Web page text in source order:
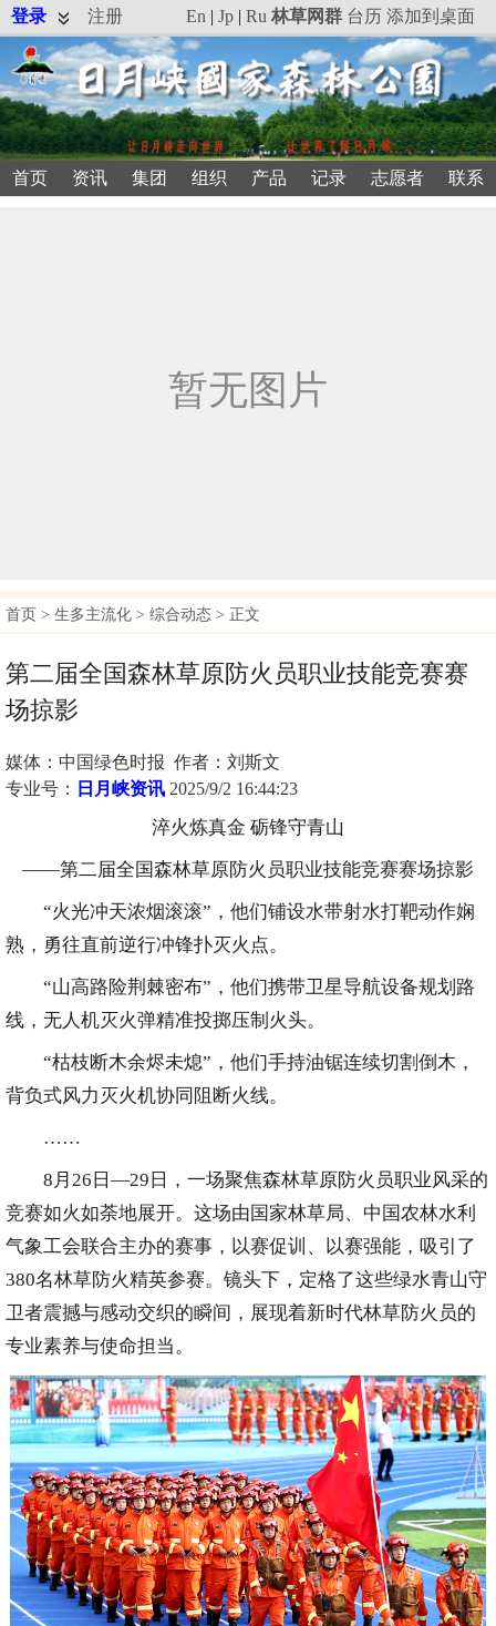
登录 注册 En | Jp | Ru 林草网群 台历 添加到桌面
首页 资讯 集团 组织 产品 记录 志愿者 联系
首页 > 生多主流化 > 综合动态 > 正文
第二届全国森林草原防火员职业技能竞赛赛
场掠影
媒体：中国绿色时报 作者：刘斯文
专业号：
日月峡资讯 2025/9/2 16:44:23
淬火炼真金 砺锋守青山
——第二届全国森林草原防火员职业技能竞赛赛场掠影
“火光冲天浓烟滚滚”，他们铺设水带射水打靶动作娴
熟，勇往直前逆行冲锋扑灭火点。
“山高路险荆棘密布”，他们携带卫星导航设备规划路
线，无人机灭火弹精准投掷压制火头。
“枯枝断木余烬未熄”，他们手持油锯连续切割倒木，
背负式风力灭火机协同阻断火线。
……
8月26日—29日，一场聚焦森林草原防火员职业风采的
竞赛如火如荼地展开。这场由国家林草局、中国农林水利
气象工会联合主办的赛事，以赛促训、以赛强能，吸引了
380名林草防火精英参赛。镜头下，定格了这些绿水青山守
卫者震撼与感动交织的瞬间，展现着新时代林草防火员的
专业素养与使命担当。